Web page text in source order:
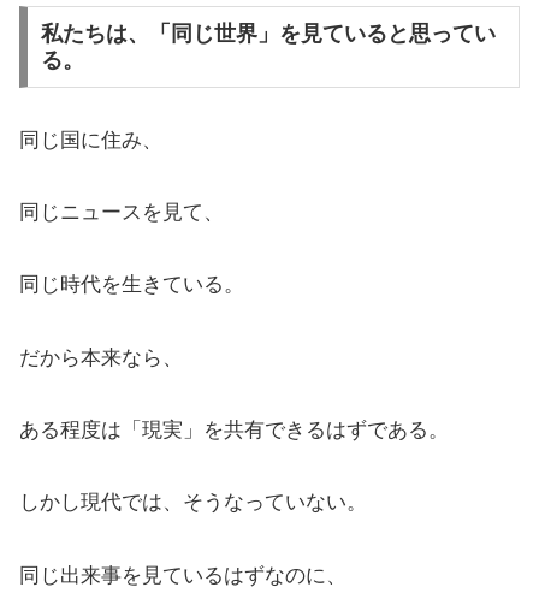
私たちは、「同じ世界」を見ていると思ってい
る。
同じ国に住み、
同じニュースを見て、
同じ時代を生きている。
だから本来なら、
ある程度は「現実」を共有できるはずである。
しかし現代では、そうなっていない。
同じ出来事を見ているはずなのに、